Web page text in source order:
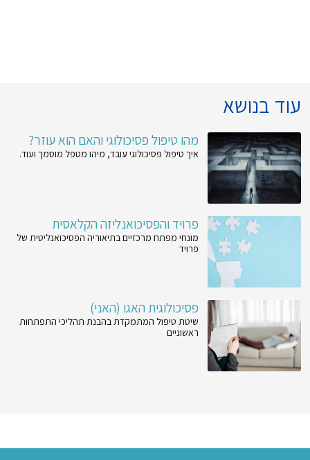
עוד בנושא
מהו טיפול פסיכולוגי והאם הוא עוזר?
איך טיפול פסיכולוגי עובד, מיהו מטפל מוסמך ועוד.
פרויד והפסיכואנליזה הקלאסית
מונחי מפתח מרכזיים בתיאוריה הפסיכואנליטית של
פרויד
פסיכולוגית האגו (האני)
שיטת טיפול המתמקדת בהבנת תהליכי התפתחות
ראשוניים